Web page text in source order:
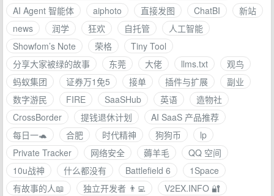
AI Agent 智能体
aiphoto 直接发图 ChatBI
新站
news
润学 狂欢 自托管
人工智能
Showfom’s Note
荣格
Tiny Tool
分享大家被绿的故事
东莞 大佬 llms.txt
观鸟
蚂蚁集团
证券万1免5 接单 插件与扩展
副业
数字游民
FIRE SaaSHub 英语
造物社
CrossBorder
提钱退休计划
AI SaaS 产品推荐
每日一🐢
合肥 时代精神 狗狗币
lp
Private Tracker
网络安全 薅羊毛
QQ 空间
10u战神
什么都没有 Battlefield 6
1Space
有故事的人📖
独立开发者 👨‍💻
V⁠2EX.INFO 🔐